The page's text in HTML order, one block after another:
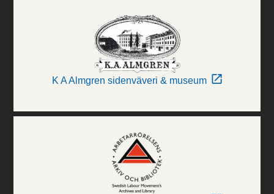
K A Almgren sidenväveri & museum